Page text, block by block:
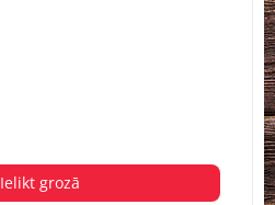
Ielikt grozā